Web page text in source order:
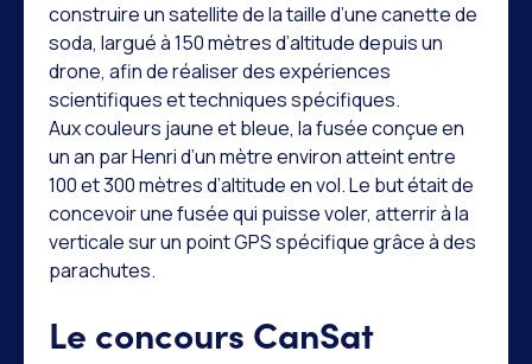
construire un satellite de la taille d’une canette de
soda, largué à 150 mètres d’altitude depuis un
drone, afin de réaliser des expériences
scientifiques et techniques spécifiques.
Aux couleurs jaune et bleue, la fusée conçue en
un an par Henri d’un mètre environ atteint entre
100 et 300 mètres d’altitude en vol. Le but était de
concevoir une fusée qui puisse voler, atterrir à la
verticale sur un point GPS spécifique grâce à des
parachutes.
Le concours CanSat